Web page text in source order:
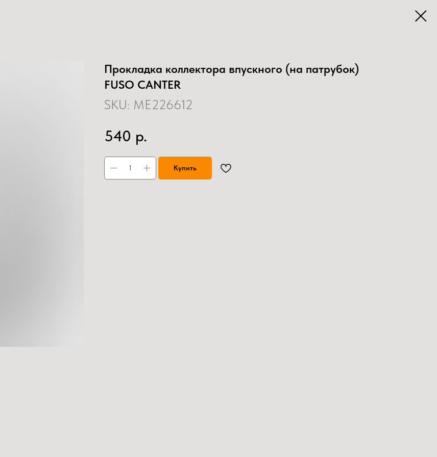
Прокладка коллектора впускного (на патрубок)
FUSO CANTER
SKU: ME226612
540 р.
Купить